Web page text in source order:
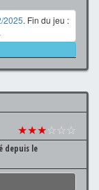
2025. Fin du jeu :
★★★☆☆☆
depuis le